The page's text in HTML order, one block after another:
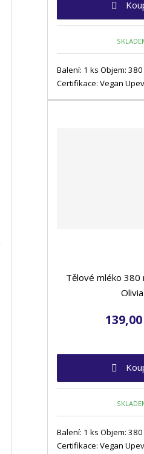
Balení: 1 ks Objem:
Certifikace: Vegan
Tělové mléko 380
Olivia
Balení: 1 ks Objem:
Certifikace: Vegan